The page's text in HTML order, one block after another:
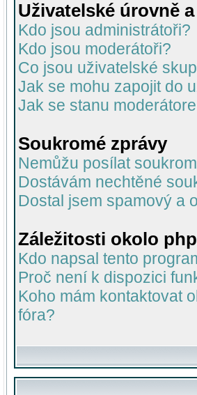
Uživatelské úrovně
Kdo jsou administrátoři?
Kdo jsou moderátoři?
Co jsou uživatelské
Jak se mohu zapojit do
Jak se stanu
Soukromé zprávy
Nemůžu posílat
Dostávám nechtěné
Dostal jsem spamový a
Záležitosti okolo
Kdo napsal tento
Proč není k dispozici
Koho mám kontaktovat
fóra?